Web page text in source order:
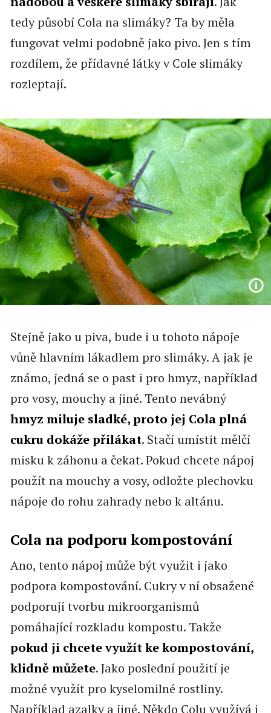
tedy působí Cola na slimáky? Ta by měla
fungovat velmi podobně jako pivo. Jen s tím
rozdílem, že přídavné látky v Cole slimáky
rozleptají.
Stejně jako u piva, bude i u tohoto nápoje
vůně hlavním lákadlem pro slimáky. A jak je
známo, jedná se o past i pro hmyz, například
pro vosy, mouchy a jiné. Tento nevábný
hmyz miluje sladké, proto jej Cola plná
cukru dokáže přilákat. Stačí umístit mělčí
misku k záhonu a čekat. Pokud chcete nápoj
použít na mouchy a vosy, odložte plechovku
nápoje do rohu zahrady nebo k altánu.
Cola na podporu kompostování
Ano, tento nápoj může být využit i jako
podpora kompostování. Cukry v ní obsažené
podporují tvorbu mikroorganismů
pomáhající rozkladu kompostu. Takže
pokud ji chcete využít ke kompostování,
klidně můžete. Jako poslední použití je
možné využít pro kyselomilné rostliny.
Například azalky a jiné. Někdo Colu využívá i